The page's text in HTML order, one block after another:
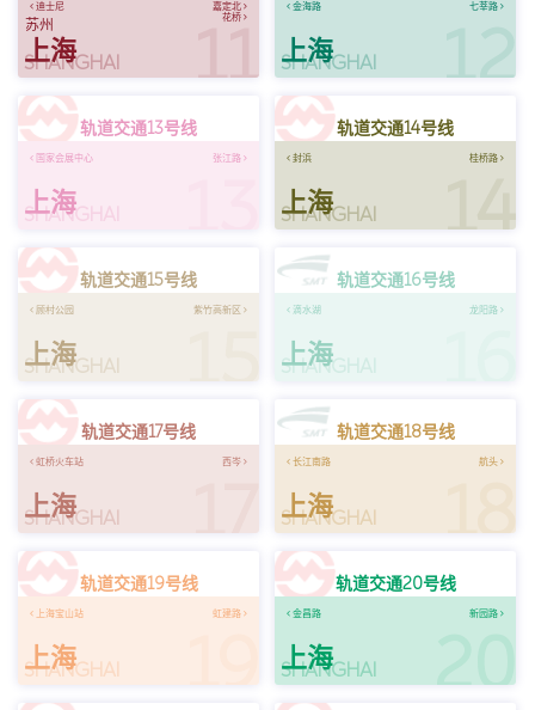
11
嘉定北
花桥
迪士尼
苏州
SHANGHAI
上海 12
七莘路
金海路
SHANGHAI
上海
轨道交通13号线
张江路
国家会展中心
SHANGHAI
上海 14
轨道交通14号线
桂桥路
封浜
SHANGHAI
上海
15
轨道交通15号线
紫竹高新区
顾村公园
SHANGHAI
上海 16
轨道交通16号线
龙阳路
滴水湖
SHANGHAI
上海
17
轨道交通17号线
西岑
虹桥火车站
SHANGHAI
上海 18
轨道交通18号线
航头
长江南路
SHANGHAI
上海
19
轨道交通19号线
虹建路
上海宝山站
SHANGHAI
上海 20
轨道交通20号线
新园路
金昌路
SHANGHAI
上海